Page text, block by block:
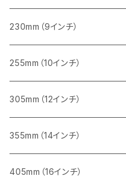
一般道路カッター用
レンガ切断用
インターロッキング切断用
鋳鉄管切断用
ヒューム管・U字溝切断用
ブロック切断用
レンガ切断用
インターロッキング切断用
鋳鉄管切断用
ヒューム管・U字溝切断用
ブロック切断用
レンガ切断用
インターロッキング切断用
鋳鉄管切断用
ヒューム管・U字溝切断用
コンクリート切断用
ブロック切断用
レンガ切断用
インターロッキング切断用
鋳鉄管切断用
みかげ石（御影石）切断用
コンクリート切断用
ブロック切断用
レンガ切断用
インターロッキング切断用
230mm（9インチ）
みかげ石（御影石）切断用
コンクリート切断用
ブロック切断用
レンガ切断用
255mm（10インチ）
コンクリート切断用
一般道路カッター用
ブロック切断用
レンガ切断用
305mm（12インチ）
みかげ石（御影石）切断用
セグメント
鉄筋コンクリート切断用
355mm（14インチ）
みかげ石（御影石）切断用
405mm（16インチ）